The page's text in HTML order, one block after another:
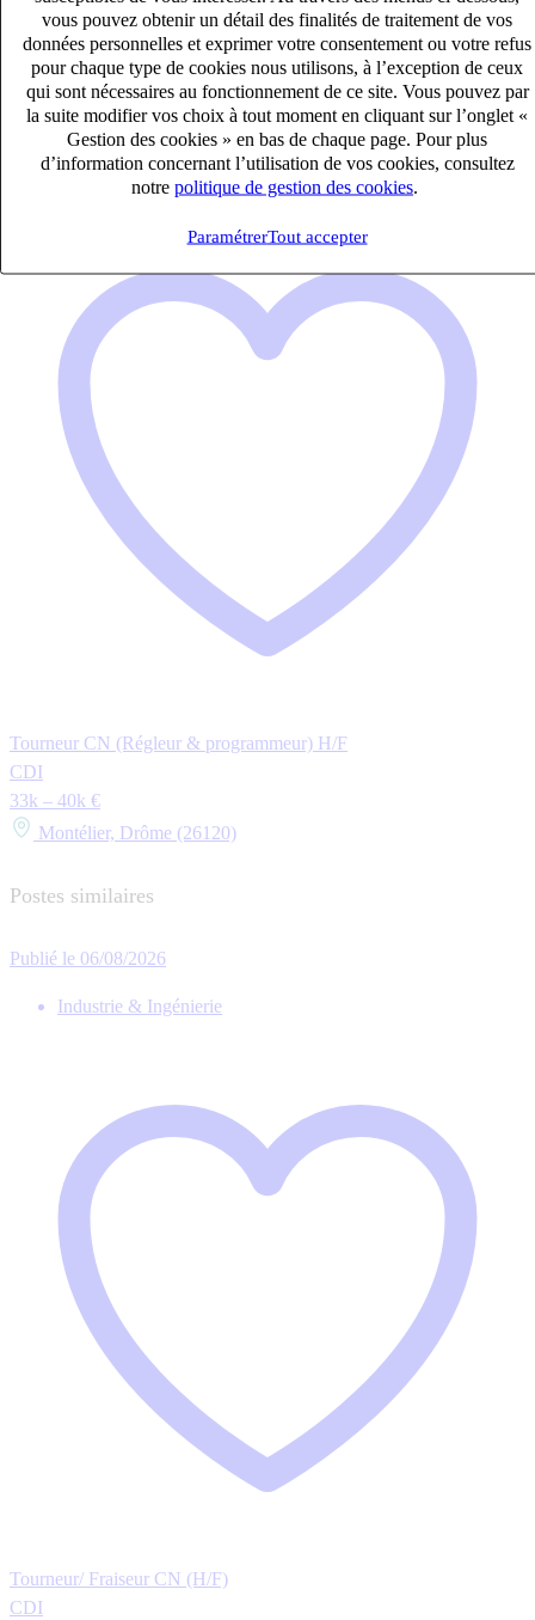
vous pouvez obtenir un détail des finalités de traitement de vos
données personnelles et exprimer votre consentement ou votre refus
pour chaque type de cookies nous utilisons, à l’exception de ceux
qui sont nécessaires au fonctionnement de ce site. Vous pouvez par
la suite modifier vos choix à tout moment en cliquant sur l’onglet «
Gestion des cookies » en bas de chaque page. Pour plus
d’information concernant l’utilisation de vos cookies, consultez
notre politique de gestion des cookies
ParamétrerTout accepter
Tourneur/ Fraiseur CN (H/F)
CDI
33k – 40k €
bourg de péage, Drôme (26300)
Publié le 06/08/2026
Industrie & Ingénierie
Tourneur CN (Régleur & programmeur) H/F
CDI
33k – 40k €
Montélier, Drôme (26120)
Postes similaires
Publié le 06/08/2026
Industrie & Ingénierie
Tourneur/ Fraiseur CN (H/F)
CDI